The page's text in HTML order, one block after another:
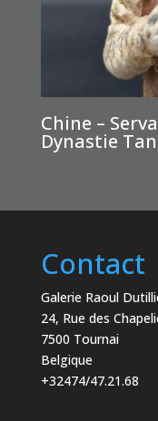
Chine –
Dynastie
Contact
Galerie Raoul
24, Rue des
7500 Tournai
Belgique
+32474/47.21.68